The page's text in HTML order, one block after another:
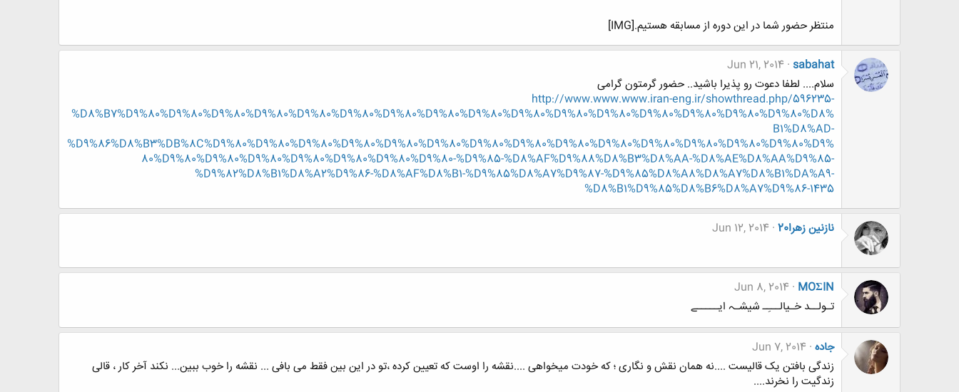
منتظر حضور شما در این دوره از مسابقه هستیم.[IMG]
sabahat
Jun 21, 2014
سلام.... لطفا دعوت رو پذیرا باشید.. حضور گرمتون گرامی
http://www.www.www.iran-eng.ir/showthread.php/596235-
%D8%B7%D9%80%D9%80%D9%80%D9%80%D9%80%D9%80%D9%80%D9%80%D9%80%D9%80%D9%80%D9%80%D9%80%D9%80%D9%80%D9%80%D8%
B1%D8%AD-
%D9%86%D8%B3%DB%8C%D9%80%D9%80%D9%80%D9%80%D9%80%D9%80%D9%80%D9%80%D9%80%D9%80%D9%80%D9%80%D9%80%D9%80%D9%
80%D9%80%D9%80%D9%80%D9%80%D9%80%D9%80%D9%80-%D9%85-%D8%AF%D9%88%D8%B3%D8%AA-%D8%AE%D8%AA%D9%85-
%D9%82%D8%B1%D8%A2%D9%86-%D8%AF%D8%B1-%D9%85%D8%A7%D9%87-%D9%85%D8%A8%D8%A7%D8%B1%DA%A9-
%D8%B1%D9%85%D8%B6%D8%A7%D9%86-1435
نازنين زهرا20 Jun 12, 2014
MOΣIN
Jun 8, 2014
تـولــد خـیالـــِـ شیشـہ ایـــــے
جاده Jun 7, 2014
زندگی بافتن یک قالیست ....نه همان نقش و نگاری ؛ که خودت میخواهی ....نقشه را اوست که تعیین کرده ،تو در این بین فقط می بافی ... نقشه را خوب ببین... نکند آخر کار ، قالی
زندگیت را نخرند....